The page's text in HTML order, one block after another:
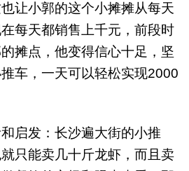
让小郭的这个小摊摊从每天
每天都销售上千元，前段时
摊点，他变得信心十足，坚
车，一天可以轻松实现2000
启发：长沙遍大街的小推
只能卖几十斤龙虾，而且卖